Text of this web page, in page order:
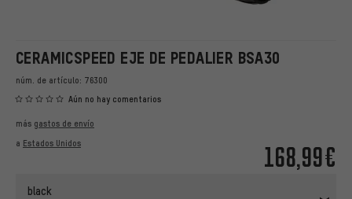
CERAMICSPEED EJE DE PEDALIER BSA30
núm. de artículo: 76300
Aún no hay comentarios
168,99€
más gastos de envío
a Estados Unidos
black